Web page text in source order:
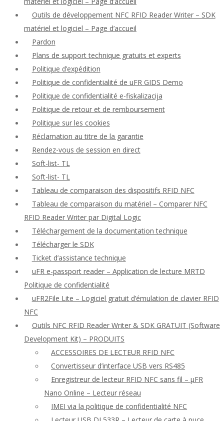
Outils de développement NFC RFID Reader Writer – SDK
matériel et logiciel – Page d’accueil
Pardon
Plans de support technique gratuits et experts
Politique d’expédition
Politique de confidentialité de uFR GIDS Demo
Politique de confidentialité e-fiskalizacija
Politique de retour et de remboursement
Politique sur les cookies
Réclamation au titre de la garantie
Rendez-vous de session en direct
Soft-list- TL
Soft-list- TL
Tableau de comparaison des dispositifs RFID NFC
Tableau de comparaison du matériel – Comparer NFC
RFID Reader Writer par Digital Logic
Téléchargement de la documentation technique
Télécharger le SDK
Ticket d’assistance technique
uFR e-passport reader – Application de lecture MRTD
Politique de confidentialité
uFR2File Lite – Logiciel gratuit d’émulation de clavier RFID
NFC
Outils NFC RFID Reader Writer & SDK GRATUIT (Software
Development Kit) – PRODUITS
ACCESSOIRES DE LECTEUR RFID NFC
Convertisseur d’interface USB vers RS485
Enregistreur de lecteur RFID NFC sans fil – μFR
Nano Online – Lecteur réseau
IMEI via la politique de confidentialité NFC